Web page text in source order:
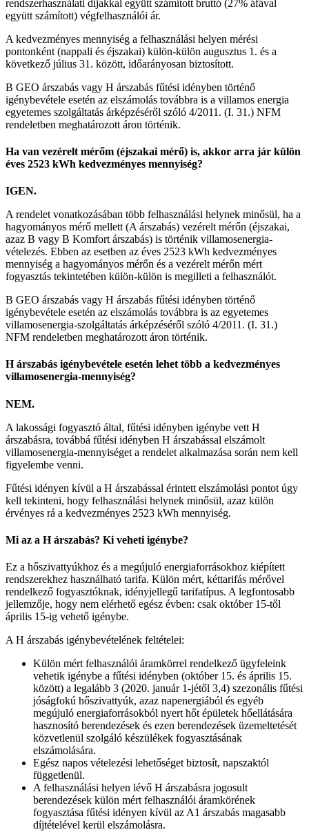
rendszerhasználati díjakkal együtt számított bruttó (27% áfával
együtt számított) végfelhasználói ár.
A kedvezményes mennyiség a felhasználási helyen mérési
pontonként (nappali és éjszakai) külön-külön augusztus 1. és a
következő július 31. között, időarányosan biztosított.
B GEO árszabás vagy H árszabás fűtési idényben történő
igénybevétele esetén az elszámolás továbbra is a villamos energia
egyetemes szolgáltatás árképzéséről szóló 4/2011. (I. 31.) NFM
rendeletben meghatározott áron történik.
Ha van vezérelt mérőm (éjszakai mérő) is, akkor arra jár külön
éves 2523 kWh kedvezményes mennyiség?
IGEN.
A rendelet vonatkozásában több felhasználási helynek minősül, ha a
hagyományos mérő mellett (A árszabás) vezérelt mérőn (éjszakai,
azaz B vagy B Komfort árszabás) is történik villamosenergia-
vételezés. Ebben az esetben az éves 2523 kWh kedvezményes
mennyiség a hagyományos mérőn és a vezérelt mérőn mért
fogyasztás tekintetében külön-külön is megilleti a felhasználót.
B GEO árszabás vagy H árszabás fűtési idényben történő
igénybevétele esetén az elszámolás továbbra is az egyetemes
villamosenergia-szolgáltatás árképzéséről szóló 4/2011. (I. 31.)
NFM rendeletben meghatározott áron történik.
H árszabás igénybevétele esetén lehet több a kedvezményes
villamosenergia-mennyiség?
NEM.
A lakossági fogyasztó által, fűtési idényben igénybe vett H
árszabásra, továbbá fűtési idényben H árszabással elszámolt
villamosenergia-mennyiséget a rendelet alkalmazása során nem kell
figyelembe venni.
Fűtési idényen kívül a H árszabással érintett elszámolási pontot úgy
kell tekinteni, hogy felhasználási helynek minősül, azaz külön
érvényes rá a kedvezményes 2523 kWh mennyiség.
Mi az a H árszabás? Ki veheti igénybe?
Ez a hőszivattyúkhoz és a megújuló energiaforrásokhoz kiépített
rendszerekhez használható tarifa. Külön mért, kéttarifás mérővel
rendelkező fogyasztóknak, idényjellegű tarifatípus. A legfontosabb
jellemzője, hogy nem elérhető egész évben: csak október 15-től
április 15-ig vehető igénybe.
A H árszabás igénybevételének feltételei:
Külön mért felhasználói áramkörrel rendelkező ügyfeleink
vehetik igénybe a fűtési idényben (október 15. és április 15.
között) a legalább 3 (2020. január 1-jétől 3,4) szezonális fűtési
jóságfokú hőszivattyúk, azaz napenergiából és egyéb
megújuló energiaforrásokból nyert hőt épületek hőellátására
hasznosító berendezések és ezen berendezések üzemeltetését
közvetlenül szolgáló készülékek fogyasztásának
elszámolására.
Egész napos vételezési lehetőséget biztosít, napszaktól
függetlenül.
A felhasználási helyen lévő H árszabásra jogosult
berendezések külön mért felhasználói áramkörének
fogyasztása fűtési idényen kívül az A1 árszabás magasabb
díjtételével kerül elszámolásra.